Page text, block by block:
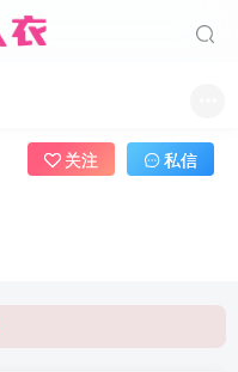
关注 私信